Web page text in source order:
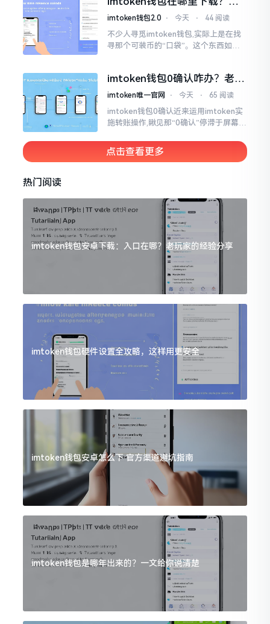
手教你几招避坑
imtoken钱包2.0 ⋅ 今天 ⋅ 44 阅读
不少人寻觅imtoken钱包,实际上是在找
寻那个可装币的“口袋”。这个东西如今
持。
imtoken钱包0确认咋办？老手
教你几招快速解决
imtoken唯一官网 ⋅ 今天 ⋅ 65 阅读
imtoken钱包0确认近来运用imtoken实
施转账操作,瞅见那“0确认”停滞于屏幕之
儿恰似前往银行进行排队,前方之人众多,
你仅有干巴巴等待其一途。
点击查看更多
热门阅读
imtoken钱包安卓下载：入口在哪？老玩家的经验分享
imtoken钱包硬件设置全攻略，这样用更安全
imtoken钱包安卓怎么下 官方渠道避坑指南
imtoken钱包是哪年出来的？一文给你说清楚